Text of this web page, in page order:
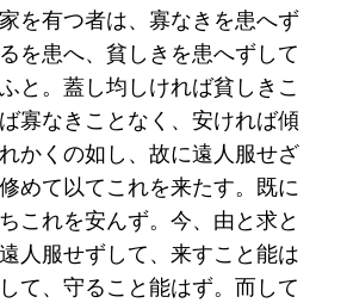
を有つ者は、寡なきを患へず
を患へ、貧しきを患へずして
と。蓋し均しければ貧しきこ
寡なきことなく、安ければ傾
かくの如し、故に遠人服せざ
めて以てこれを来たす。既に
これを安んず。今、由と求と
人服せずして、来すこと能は
て、守ること能はず。而して